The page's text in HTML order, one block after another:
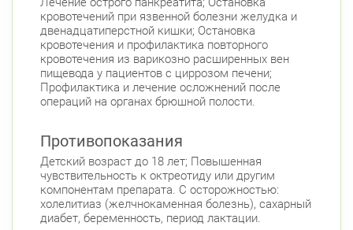
кровотечений при язвенной болезни желудка и
двенадцатиперстной кишки; Остановка
кровотечения и профилактика повторного
кровотечения из варикозно расширенных вен
пищевода у пациентов с циррозом печени;
Профилактика и лечение осложнений после
операций на органах брюшной полости.
Противопоказания
Детский возраст до 18 лет; Повышенная
чувствительность к октреотиду или другим
компонентам препарата. С осторожностью:
холелитиаз (желчнокаменная болезнь), сахарный
диабет, беременность, период лактации.